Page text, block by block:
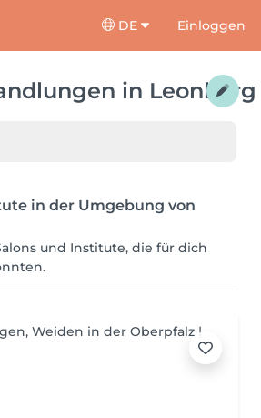
DE Einloggen
in Leonberg
in der Umgebung von
und Institute, die für dich